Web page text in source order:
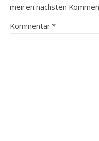
meinen nächsten
Kommentar *